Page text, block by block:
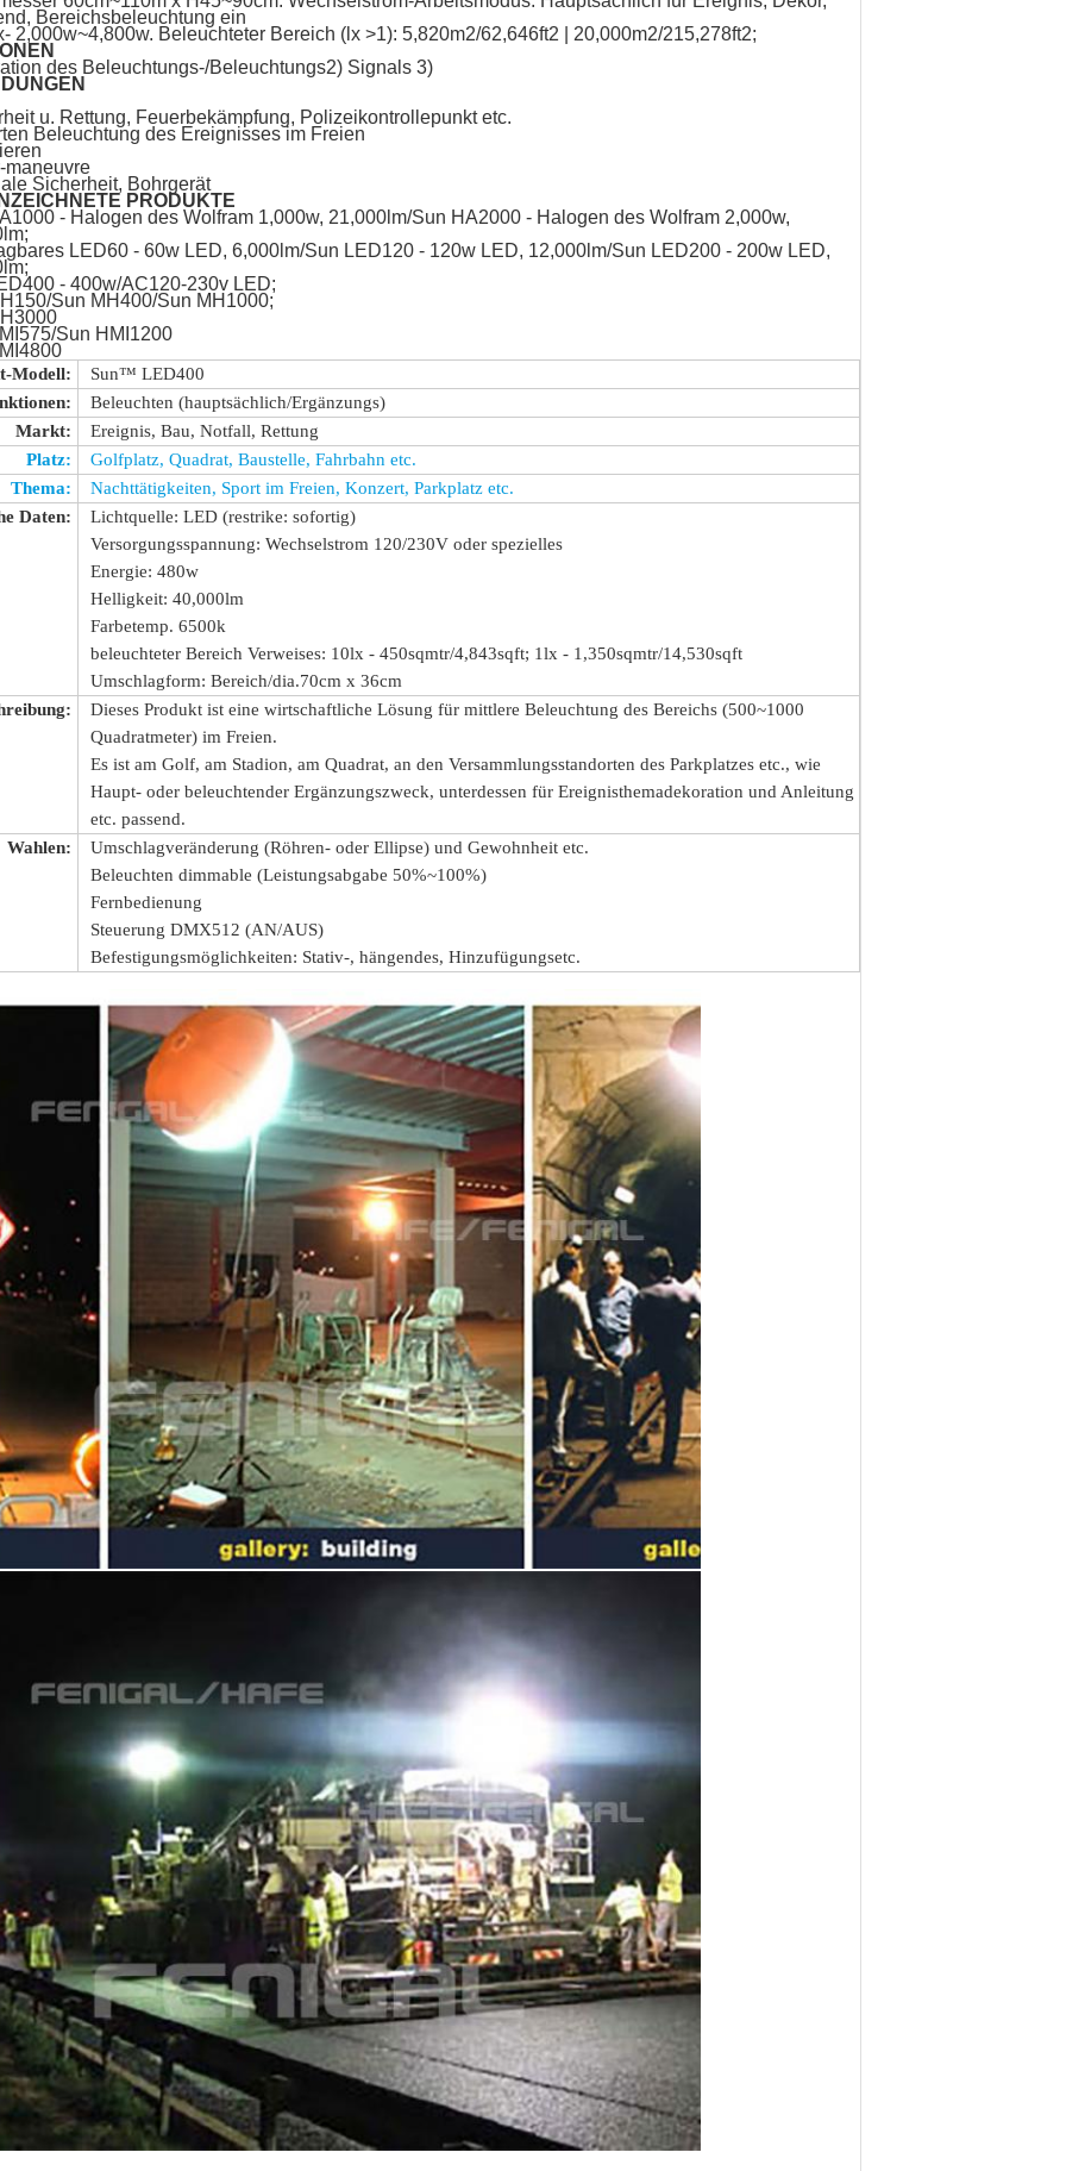
Bereichsbeleuchtung ein
2,000w~4,800w. Beleuchteter Bereich (lx >1): 5,820m2/62,646ft2 | 20,000m2/215,278ft2;
des Beleuchtungs-/Beleuchtungs2) Signals 3)
u. Rettung, Feuerbekämpfung, Polizeikontrollepunkt etc.
Beleuchtung des Ereignisses im Freien
maneuvre
Sicherheit, Bohrgerät
PRODUKTE
- Halogen des Wolfram 1,000w, 21,000lm/Sun HA2000 - Halogen des Wolfram 2,000w,
LED60 - 60w LED, 6,000lm/Sun LED120 - 120w LED, 12,000lm/Sun LED200 - 200w LED,
- 400w/AC120-230v LED;
Sun MH400/Sun MH1000;
Sun HMI1200
Modell:
Sun™ LED400
Beleuchten (hauptsächlich/Ergänzungs)
Markt:
Ereignis, Bau, Notfall, Rettung
Platz:
Golfplatz, Quadrat, Baustelle, Fahrbahn etc.
Thema:
Nachttätigkeiten, Sport im Freien, Konzert, Parkplatz etc.
Daten:
Lichtquelle: LED (restrike: sofortig)
Versorgungsspannung: Wechselstrom 120/230V oder spezielles
Energie: 480w
Helligkeit: 40,000lm
Farbetemp. 6500k
beleuchteter Bereich Verweises: 10lx - 450sqmtr/4,843sqft; 1lx - 1,350sqmtr/14,530sqft
Umschlagform: Bereich/dia.70cm x 36cm
Dieses Produkt ist eine wirtschaftliche Lösung für mittlere Beleuchtung des Bereichs (500~1000
Quadratmeter) im Freien.
Es ist am Golf, am Stadion, am Quadrat, an den Versammlungsstandorten des Parkplatzes etc., wie
Haupt- oder beleuchtender Ergänzungszweck, unterdessen für Ereignisthemadekoration und Anleitung
etc. passend.
Wahlen:
Umschlagveränderung (Röhren- oder Ellipse) und Gewohnheit etc.
Beleuchten dimmable (Leistungsabgabe 50%~100%)
Fernbedienung
Steuerung DMX512 (AN/AUS)
Befestigungsmöglichkeiten: Stativ-, hängendes, Hinzufügungsetc.